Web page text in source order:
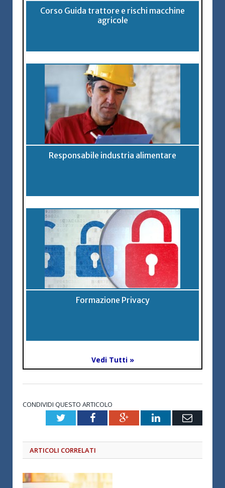
Corso Guida trattore e rischi macchine
agricole
Responsabile industria alimentare
Formazione Privacy
Vedi Tutti »
CONDIVIDI QUESTO ARTICOLO
TwitterFacebookGoogle+LinkedInEmail
ARTICOLI CORRELATI